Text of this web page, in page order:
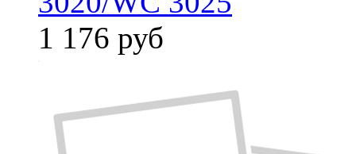
1 176 руб